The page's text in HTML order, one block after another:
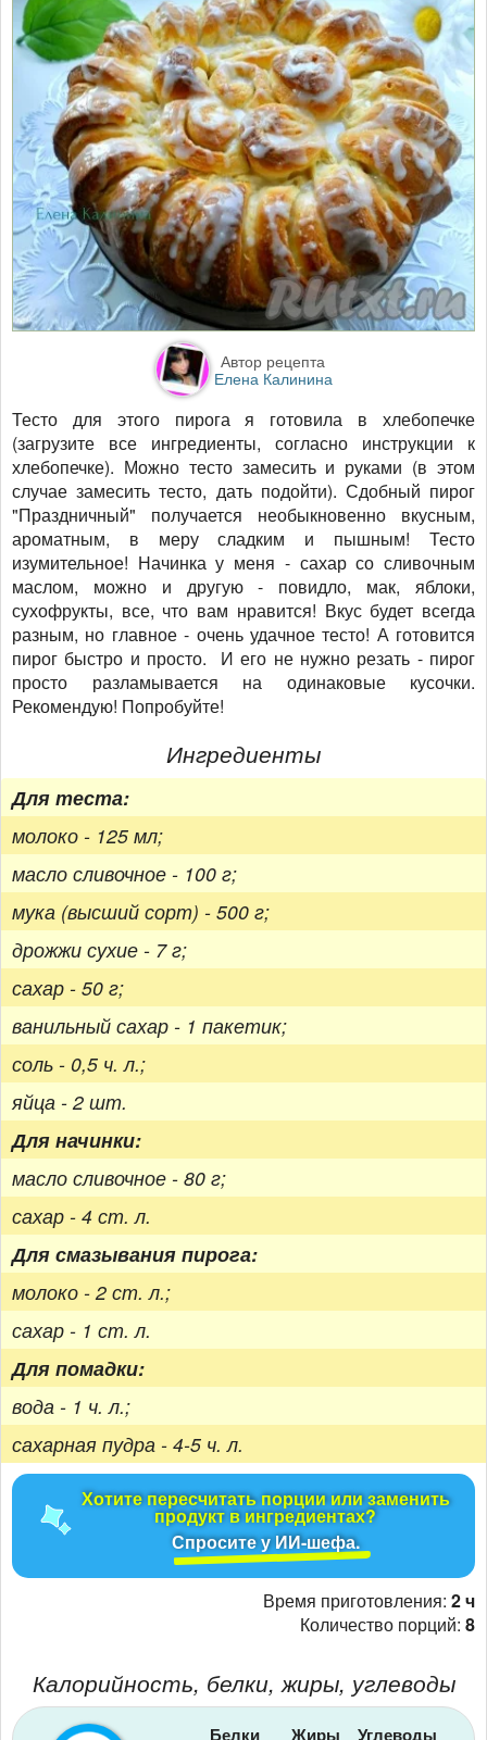
Автор рецепта
Елена Калинина
Тесто для этого пирога я готовила в хлебопечке
(загрузите все ингредиенты, согласно инструкции к
хлебопечке). Можно тесто замесить и руками (в этом
случае замесить тесто, дать подойти). Сдобный пирог
"Праздничный" получается необыкновенно вкусным,
ароматным, в меру сладким и пышным! Тесто
изумительное! Начинка у меня - сахар со сливочным
маслом, можно и другую - повидло, мак, яблоки,
сухофрукты, все, что вам нравится! Вкус будет всегда
разным, но главное - очень удачное тесто! А готовится
пирог быстро и просто. И его не нужно резать - пирог
просто разламывается на одинаковые кусочки.
Рекомендую! Попробуйте!
Ингредиенты
Для теста:
молоко - 125 мл;
масло сливочное - 100 г;
мука (высший сорт) - 500 г;
дрожжи сухие - 7 г;
сахар - 50 г;
ванильный сахар - 1 пакетик;
соль - 0,5 ч. л.;
яйца - 2 шт.
Для начинки:
масло сливочное - 80 г;
сахар - 4 ст. л.
Для смазывания пирога:
молоко - 2 ст. л.;
сахар - 1 ст. л.
Для помадки:
вода - 1 ч. л.;
сахарная пудра - 4-5 ч. л.
Хотите пересчитать порции или заменить
продукт в ингредиентах?
Спросите у ИИ-шефа.
Время приготовления: 2 ч
Количество порций: 8
Калорийность, белки, жиры, углеводы
Белки Жиры Углеводы